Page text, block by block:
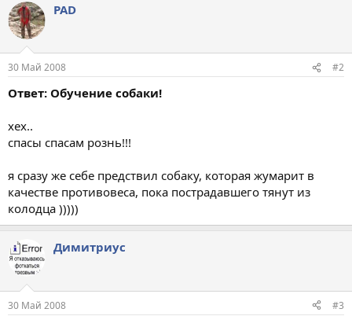
PAD
30 Май 2008 #2
Ответ: Обучение собаки!
хех..
спасы спасам рознь!!!
я сразу же себе предствил собаку, которая жумарит в
качестве противовеса, пока пострадавшего тянут из
колодца )))))
Димитриус
30 Май 2008 #3